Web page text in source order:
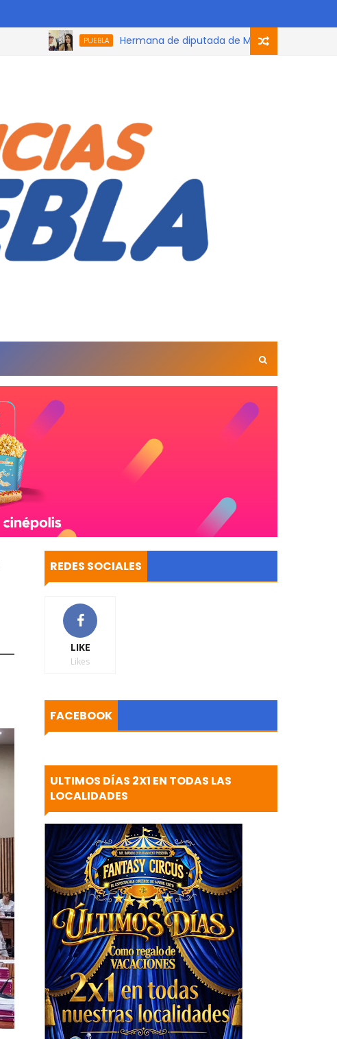
PUEBLA
Hermana de diputada de Morena que participó en
REDES SOCIALES
LIKE
Likes
FACEBOOK
ULTIMOS DÍAS 2X1 EN TODAS LAS
LOCALIDADES